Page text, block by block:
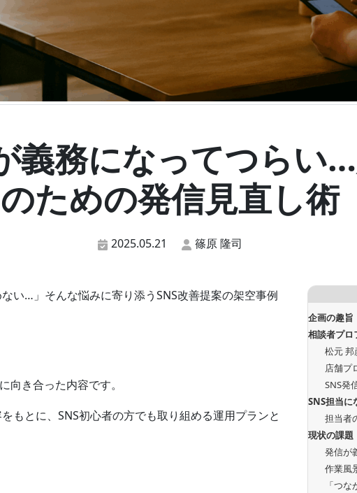
義務になってつらい
のための発信見直し術
2025.05.21 篠原 隆司
い…」そんな悩みに寄り添うSNS改善提案の架空事例
向き合った内容です。
もとに、SNS初心者の方でも取り組める運用プランと
企画の趣旨
相談者プロ
松元 邦
店舗プ
SNS発
SNS担当に
担当者
現状の課題
発信が
作業風
「つ